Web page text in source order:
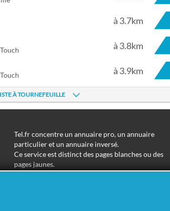
à 3.7km
à 3.8km
à 3.9km
À TOURNEFEUILLE
Tel.fr concentre un annuaire pro, un annuaire
particulier et un annuaire inversé.
Ce service est distinct des pages blanches ou des
pages jaunes.
Les informations utilisées peuvent donc varier en